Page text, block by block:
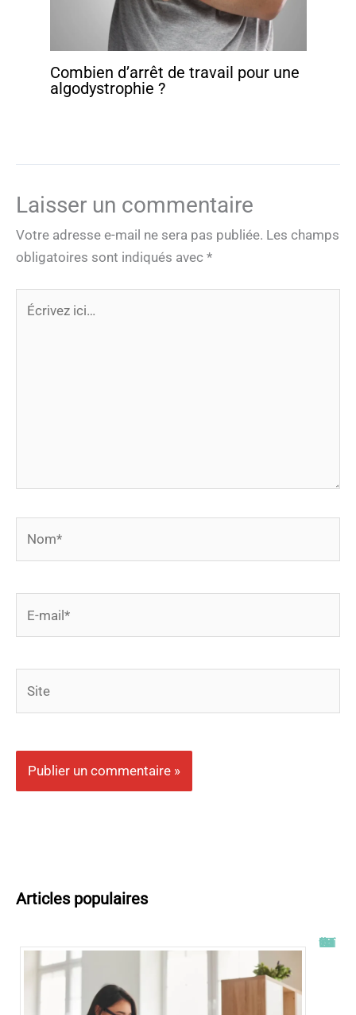
Combien d’arrêt de travail pour une
algodystrophie ?
Laisser un commentaire
Votre adresse e-mail ne sera pas publiée. Les champs
obligatoires sont indiqués avec *
mail*
Articles populaires
Tout savoir sur l’ENT UT2J